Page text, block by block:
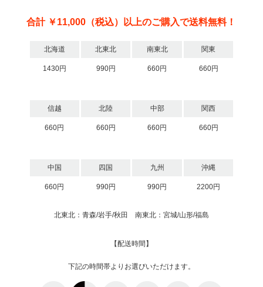
合計 ￥11,000（税込）以上のご購入で送料無料！
北海道 北東北 南東北 関東
1430円 990円 660円 660円
信越 北陸 中部 関西
660円 660円 660円 660円
中国 四国 九州 沖縄
660円 990円 990円 2200円
北東北：青森/岩手/秋田 南東北：宮城/山形/福島
【配送時間】
下記の時間帯よりお選びいただけます。